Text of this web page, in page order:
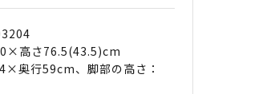
高さ76.5(43.5)cm
奥行59cm、脚部の高さ：